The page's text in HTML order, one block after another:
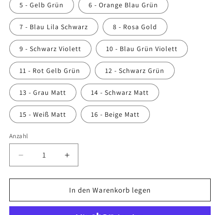
5 - Gelb Grün 6 - Orange Blau Grün
7 - Blau Lila Schwarz 8 - Rosa Gold
9 - Schwarz Violett 10 - Blau Grün Violett
11 - Rot Gelb Grün 12 - Schwarz Grün
13 - Grau Matt 14 - Schwarz Matt
15 - Weiß Matt 16 - Beige Matt
Anzahl
Anzahl
Verringere
die
Menge
Bard
Erhöhe
die
Menge
für
Bard
In den Warenkorb legen